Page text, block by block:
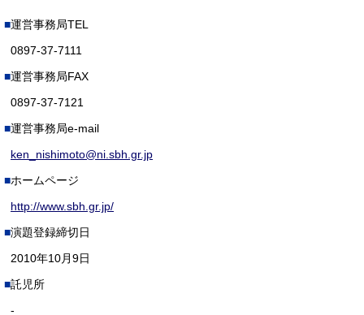
運営事務局TEL
0897-37-7111
運営事務局FAX
0897-37-7121
運営事務局e-mail
ken_nishimoto@ni.sbh.gr.jp
ホームページ
http://www.sbh.gr.jp/
演題登録締切日
2010年10月9日
託児所
-